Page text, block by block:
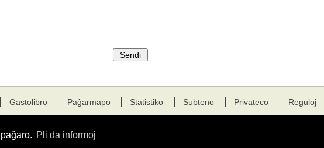
Pli da informoj
Gastolibro Paĝarmapo Statistiko Subteno Privateco Reguloj